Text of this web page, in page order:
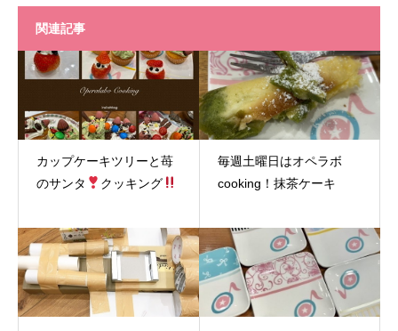
関連記事
カップケーキツリーと苺
のサンタ
クッキング
毎週土曜日はオペラボ
cooking！抹茶ケーキ